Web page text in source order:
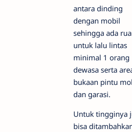
antara dinding
dengan mobil
sehingga ada
untuk lalu lintas
minimal 1 orang
dewasa serta
bukaan pintu
dan garasi.
Untuk tingginya
bisa